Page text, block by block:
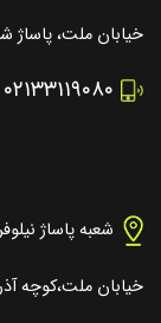
خیابان ملت، پاساژ
۰۲۱۳۳۱۱۹۰۸۰
شعبه پاساژ
خیابان ملت،کوچه